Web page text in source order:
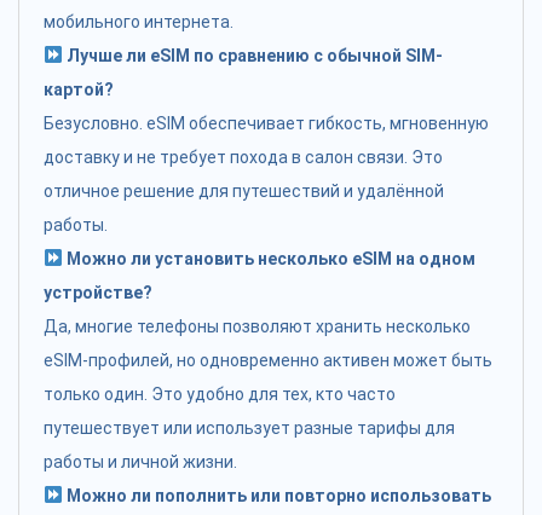
мобильного интернета.
Лучше ли eSIM по сравнению с обычной SIM-
картой?
Безусловно. eSIM обеспечивает гибкость, мгновенную
доставку и не требует похода в салон связи. Это
отличное решение для путешествий и удалённой
работы.
Можно ли установить несколько eSIM на одном
устройстве?
Да, многие телефоны позволяют хранить несколько
eSIM-профилей, но одновременно активен может быть
только один. Это удобно для тех, кто часто
путешествует или использует разные тарифы для
работы и личной жизни.
Можно ли пополнить или повторно использовать